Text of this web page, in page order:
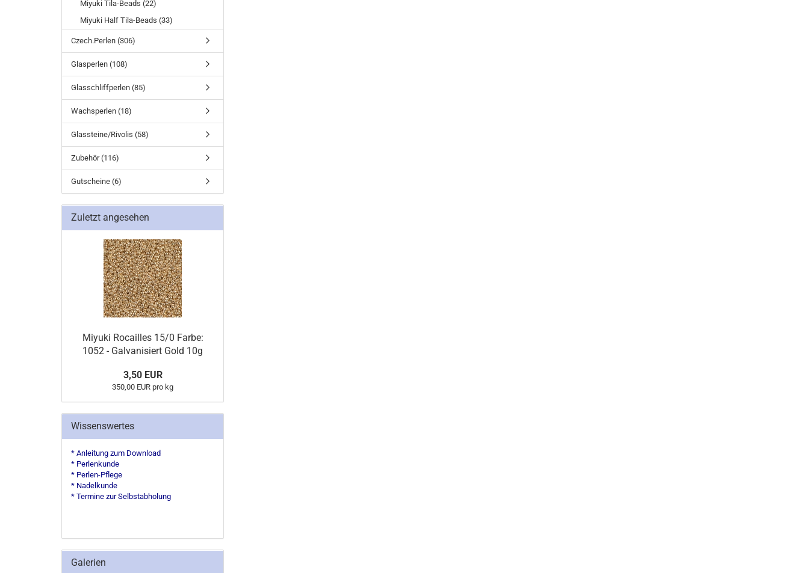
Miyuki Tila-Beads (22)
Miyuki Half Tila-Beads (33)
Czech.Perlen (306)
Glasperlen (108)
Glasschliffperlen (85)
Wachsperlen (18)
Glassteine/Rivolis (58)
Zubehör (116)
Gutscheine (6)
Zuletzt angesehen
Miyuki Rocailles 15/0 Farbe:
1052 - Galvanisiert Gold 10g
3,50 EUR
350,00 EUR pro kg
Wissenswertes
* Anleitung zum Download
* Perlenkunde
* Perlen-Pflege
* Nadelkunde
* Termine zur Selbstabholung
Galerien